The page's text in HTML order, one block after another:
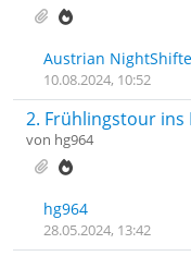
Austrian
10.08.2024, 10:52
2. Frühlingstour ins
von hg964
hg964
28.05.2024, 13:42